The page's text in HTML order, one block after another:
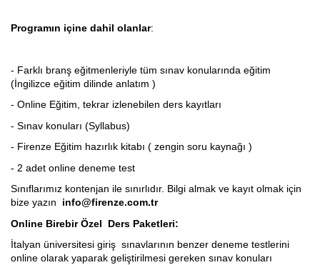
Programın içine dahil olanlar:
- Farklı branş eğitmenleriyle tüm sınav konularında eğitim
(İngilizce eğitim dilinde anlatım )
- Online Eğitim, tekrar izlenebilen ders kayıtları
- Sınav konuları (Syllabus)
- Firenze Eğitim hazırlık kitabı ( zengin soru kaynağı )
- 2 adet online deneme test
Sınıflarımız kontenjan ile sınırlıdır. Bilgi almak ve kayıt olmak için
bize yazın info@firenze.com.tr
Online Birebir Özel Ders Paketleri:
İtalyan üniversitesi giriş sınavlarının benzer deneme testlerini
online olarak yaparak geliştirilmesi gereken sınav konuları